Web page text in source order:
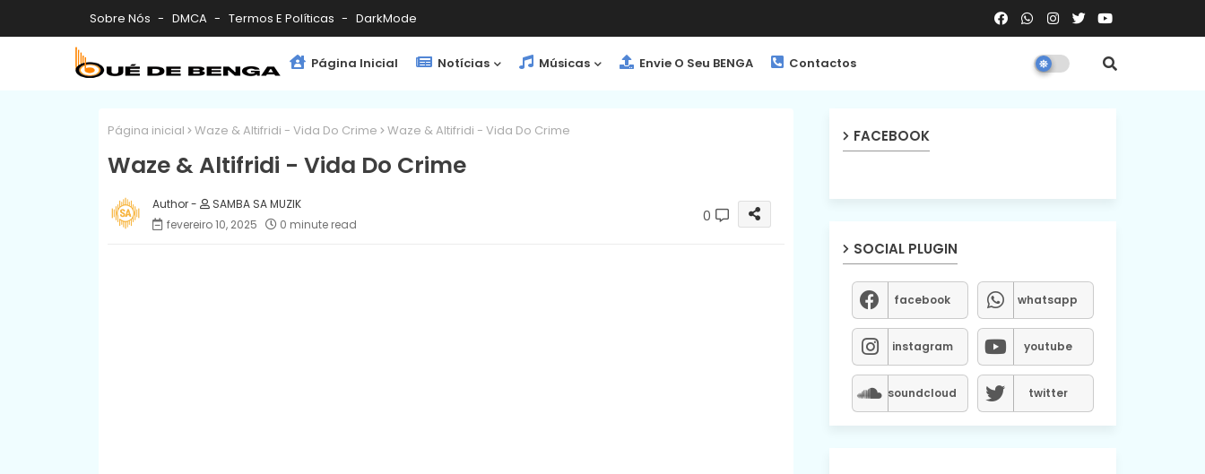
Sobre Nós DMCA Termos E Políticas DarkMode
Página Inicial Notícias Músicas Envie O Seu BENGA Contactos
Página inicial Waze & Altifridi - Vida Do Crime Waze & Altifridi - Vida Do Crime
Waze & Altifridi - Vida Do Crime
SAMBA SA MUZIK
fevereiro 10, 2025
0 minute read 0
FACEBOOK
SOCIAL PLUGIN
facebook whatsapp
instagram youtube
soundcloud twitter